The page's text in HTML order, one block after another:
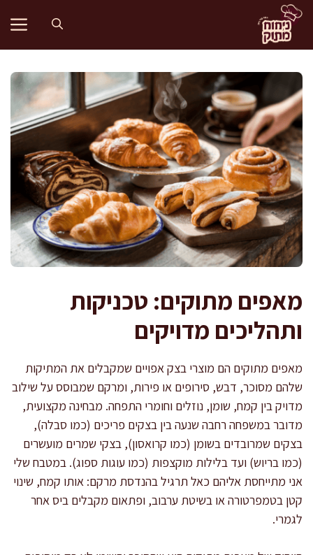
לדלג
לתוכן
מאפים מתוקים: טכניקות
ותהליכים מדויקים
מאפים מתוקים הם מוצרי בצק אפויים שמקבלים את המתיקות
שלהם מסוכר, דבש, סירופים או פירות, ומרקם שמבוסס על שילוב
מדויק בין קמח, שומן, נוזלים וחומרי התפחה. מבחינה מקצועית,
מדובר במשפחה רחבה שנעה בין בצקים פריכים (כמו סבלה),
בצקים שמרובדים בשומן (כמו קרואסון), בצקי שמרים מועשרים
(כמו בריוש) ועד בלילות מוקצפות (כמו עוגות ספוג). במטבח שלי
אני מתייחסת אליהם כאל תרגיל בהנדסת מרקם: אותו קמח, שינוי
קטן בטמפרטורה או בשיטת ערבוב, ופתאום מקבלים ביס אחר
לגמרי.